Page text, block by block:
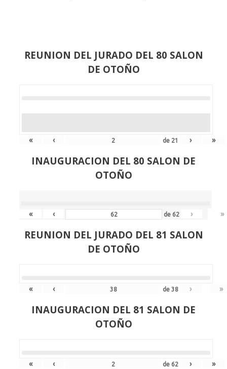
REUNION DEL JURADO DEL 80 SALON
DE OTOÑO
« ‹ de 21 › »
INAUGURACION DEL 80 SALON DE
OTOÑO
« ‹ de 62 › »
REUNION DEL JURADO DEL 81 SALON
DE OTOÑO
« ‹ de38 › »
INAUGURACION DEL 81 SALON DE
OTOÑO
« ‹ de 62 › »